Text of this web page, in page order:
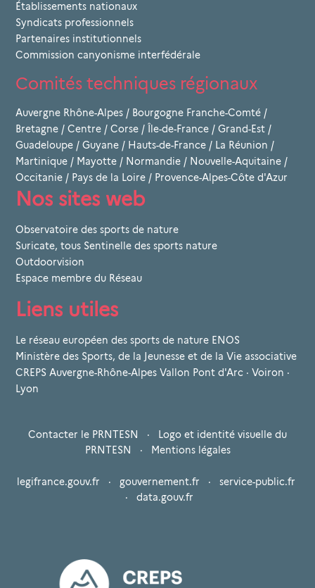
Établissements nationaux
Syndicats professionnels
Partenaires institutionnels
Commission canyonisme interfédérale
Comités techniques régionaux
Auvergne Rhône-Alpes / Bourgogne Franche-Comté /
Bretagne / Centre / Corse / Île-de-France / Grand-Est /
Guadeloupe / Guyane / Hauts-de-France / La Réunion /
Martinique / Mayotte / Normandie / Nouvelle-Aquitaine /
Occitanie / Pays de la Loire / Provence-Alpes-Côte d'Azur
Nos sites web
Observatoire des sports de nature
Suricate, tous Sentinelle des sports nature
Outdoorvision
Espace membre du Réseau
Liens utiles
Le réseau européen des sports de nature ENOS
Ministère des Sports, de la Jeunesse et de la Vie associative
CREPS Auvergne-Rhône-Alpes Vallon Pont d'Arc · Voiron ·
Lyon
Contacter le PRNTESN ·
Logo et identité visuelle du
PRNTESN
· Mentions légales
legifrance.gouv.fr · gouvernement.fr · service-public.fr
· data.gouv.fr